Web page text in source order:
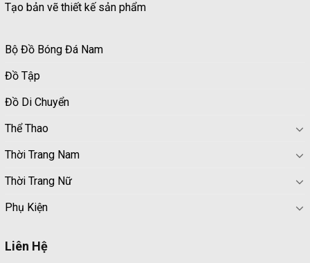
Tạo bản vẽ thiết kế sản phẩm
Bộ Đồ Bóng Đá Nam
Đồ Tập
Đồ Di Chuyển
Thể Thao
Thời Trang Nam
Thời Trang Nữ
Phụ Kiện
Liên Hệ